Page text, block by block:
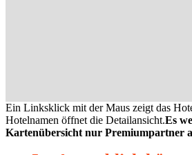
Ein Linksklick mit der Maus zeigt das
Hotelnamen öffnet die Detailansicht.Es
Kartenübersicht nur Premiumpartner